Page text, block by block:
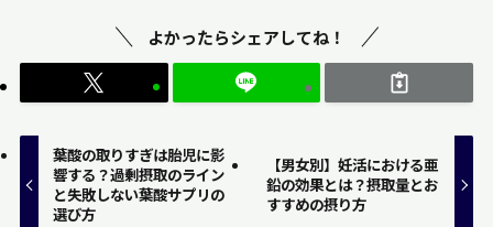
よかったらシェアしてね！
葉酸の取りすぎは胎児に影
響する？過剰摂取のライン
と失敗しない葉酸サプリの
選び方
【男女別】妊活における亜
鉛の効果とは？摂取量とお
すすめの摂り方